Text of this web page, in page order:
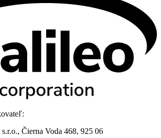
Čierna Voda 468, 925 06